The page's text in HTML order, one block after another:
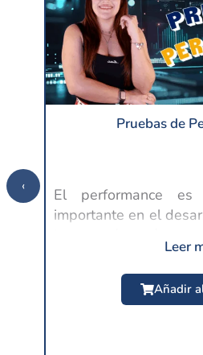
Pruebas de
El performance
importante en el
usuario, ya que en
un buen
$
Leer
Añadir
‹